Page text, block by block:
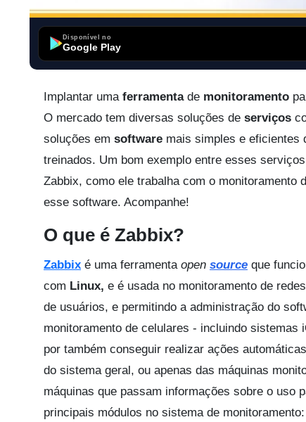
Disponível no
Google Play
Implantar uma ferramentade monitoramento
O mercado tem diversas soluções de serviços
soluções em software mais simples e eficientes
treinados. Um bom exemplo entre esses
Zabbix, como ele trabalha com o monitoramento
esse software. Acompanhe!
O que é Zabbix?
Zabbix é uma ferramenta open source que
com Linux, e é usada no monitoramento de
de usuários, e permitindo a administração do
monitoramento de celulares - incluindo
por também conseguir realizar ações
do sistema geral, ou apenas das máquinas
máquinas que passam informações sobre o uso
principais módulos no sistema de